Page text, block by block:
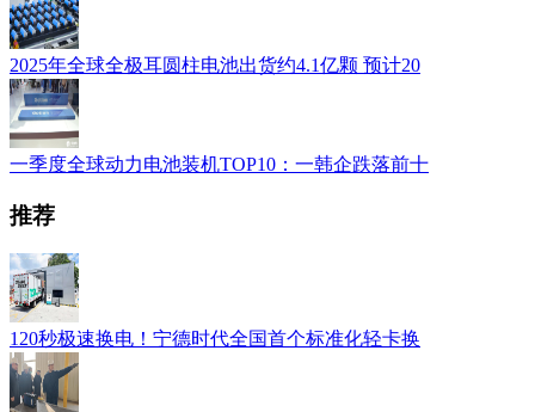
2025年全球全极耳圆柱电池出货约4.1亿颗 预计20
一季度全球动力电池装机TOP10：一韩企跌落前十
推荐
120秒极速换电！宁德时代全国首个标准化轻卡换